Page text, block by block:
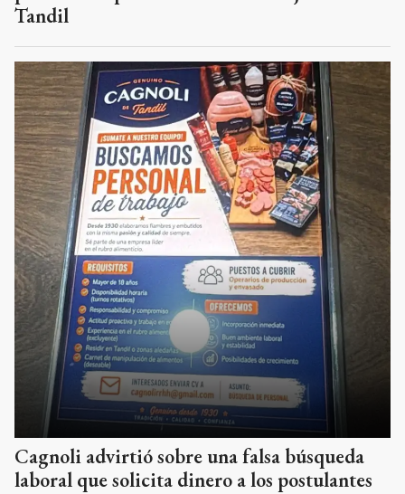
Tandil
Cagnoli advirtió sobre una falsa búsqueda
laboral que solicita dinero a los postulantes